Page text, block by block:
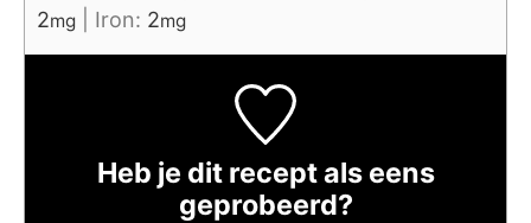
2mg Iron: 2mg
Heb je dit recept als eens
geprobeerd?